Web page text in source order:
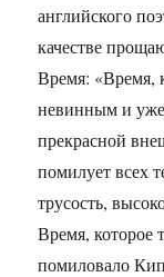
английского
качестве
Время: «Время,
невинным и
прекрасной
помилует всех
трусость,
Время, которое
помиловало